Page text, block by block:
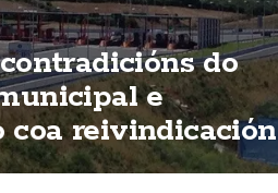
do
e
coa reivindicación
das peaxes